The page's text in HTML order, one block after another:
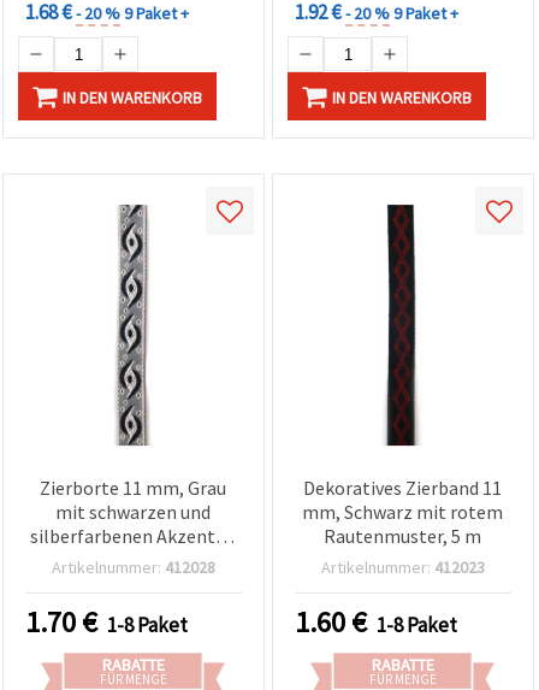
1.68 €- 20 %9 Paket +
IN DEN WARENKORB
1.92 €- 20 %9 Paket +
IN DEN WARENKORB
Zierborte 11 mm, Grau
mit schwarzen und
silberfarbenen Akzenten
- 5 m
Artikelnummer: 412028
1.70€ 1-8 Paket
RABATTE
FÜR MENGE
Dekoratives Zierband 11
mm, Schwarz mit rotem
Rautenmuster, 5 m
Artikelnummer: 412023
1.60€ 1-8 Paket
RABATTE
FÜR MENGE